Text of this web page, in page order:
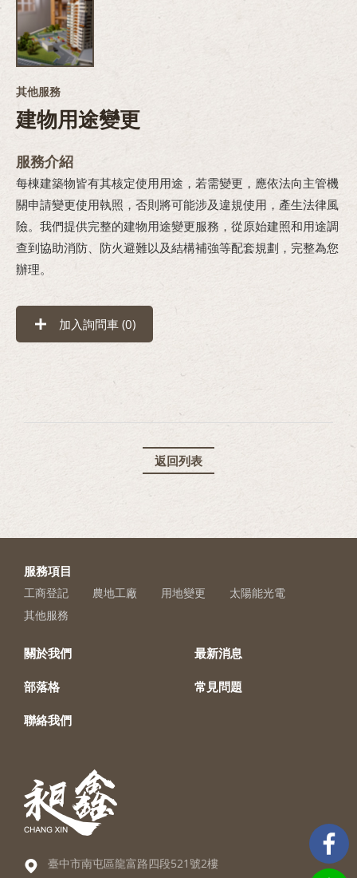
其他服務
建物用途變更
服務介紹
每棟建築物皆有其核定使用用途，若需變更，應依法向主管機
關申請變更使用執照，否則將可能涉及違規使用，產生法律風
險。我們提供完整的建物用途變更服務，從原始建照和用途調
查到協助消防、防火避難以及結構補強等配套規劃，完整為您
辦理。
加入詢問車 (0)
返回列表
服務項目
工商登記 農地工廠 用地變更
太陽能光電
其他服務
關於我們 最新消息
部落格 常見問題
聯絡我們
臺中市南屯區龍富路四段521號2樓